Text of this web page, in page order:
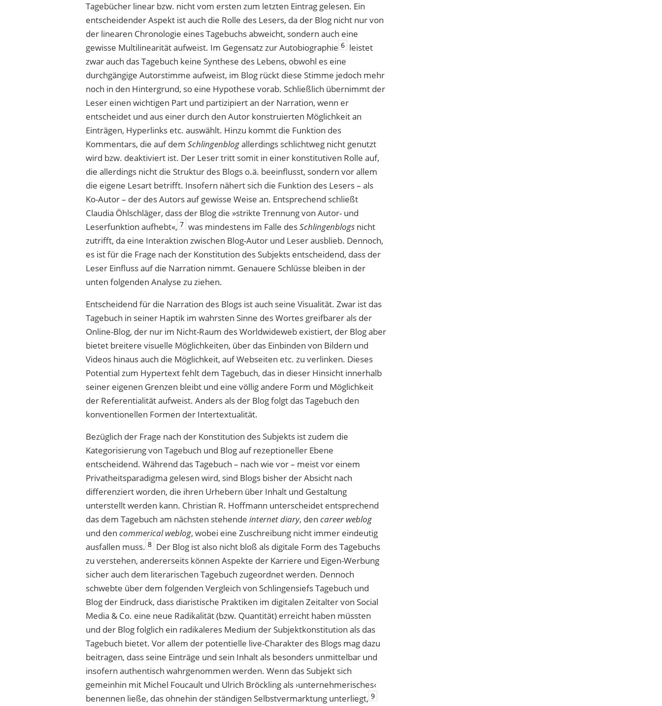
Tagebücher linear bzw. nicht vom ersten zum letzten Eintrag gelesen. Ein
entscheidender Aspekt ist auch die Rolle des Lesers, da der Blog nicht nur von
der linearen Chronologie eines Tagebuchs abweicht, sondern auch eine
gewisse Multilinearität aufweist. Im Gegensatz zur Autobiographie 6 leistet
zwar auch das Tagebuch keine Synthese des Lebens, obwohl es eine
durchgängige Autorstimme aufweist, im Blog rückt diese Stimme jedoch mehr
noch in den Hintergrund, so eine Hypothese vorab. Schließlich übernimmt der
Leser einen wichtigen Part und partizipiert an der Narration, wenn er
entscheidet und aus einer durch den Autor konstruierten Möglichkeit an
Einträgen, Hyperlinks etc. auswählt. Hinzu kommt die Funktion des
Kommentars, die auf dem Schlingenblogallerdings schlichtweg nicht genutzt
wird bzw. deaktiviert ist. Der Leser tritt somit in einer konstitutiven Rolle auf,
die allerdings nicht die Struktur des Blogs o.ä. beeinflusst, sondern vor allem
die eigene Lesart betrifft. Insofern nähert sich die Funktion des Lesers – als
Ko-Autor – der des Autors auf gewisse Weise an. Entsprechend schließt
Claudia Öhlschläger, dass der Blog die »strikte Trennung von Autor- und
Leserfunktion aufhebt«, 7 was mindestens im Falle desSchlingenblogs nicht
zutrifft, da eine Interaktion zwischen Blog-Autor und Leser ausblieb. Dennoch,
es ist für die Frage nach der Konstitution des Subjekts entscheidend, dass der
Leser Einfluss auf die Narration nimmt. Genauere Schlüsse bleiben in der
unten folgenden Analyse zu ziehen.
Entscheidend für die Narration des Blogs ist auch seine Visualität. Zwar ist das
Tagebuch in seiner Haptik im wahrsten Sinne des Wortes greifbarer als der
Online-Blog, der nur im Nicht-Raum des Worldwideweb existiert, der Blog aber
bietet breitere visuelle Möglichkeiten, über das Einbinden von Bildern und
Videos hinaus auch die Möglichkeit, auf Webseiten etc. zu verlinken. Dieses
Potential zum Hypertext fehlt dem Tagebuch, das in dieser Hinsicht innerhalb
seiner eigenen Grenzen bleibt und eine völlig andere Form und Möglichkeit
der Referentialität aufweist. Anders als der Blog folgt das Tagebuch den
konventionellen Formen der Intertextualität.
Bezüglich der Frage nach der Konstitution des Subjekts ist zudem die
Kategorisierung von Tagebuch und Blog auf rezeptioneller Ebene
entscheidend. Während das Tagebuch – nach wie vor – meist vor einem
Privatheitsparadigma gelesen wird, sind Blogs bisher der Absicht nach
differenziert worden, die ihren Urhebern über Inhalt und Gestaltung
unterstellt werden kann. Christian R. Hoffmann unterscheidet entsprechend
das dem Tagebuch am nächsten stehende internet diary, den career weblog
und den commerical weblog, wobei eine Zuschreibung nicht immer eindeutig
ausfallen muss. 8 Der Blog ist also nicht bloß als digitale Form des Tagebuchs
zu verstehen, andererseits können Aspekte der Karriere und Eigen-Werbung
sicher auch dem literarischen Tagebuch zugeordnet werden. Dennoch
schwebte über dem folgenden Vergleich von Schlingensiefs Tagebuch und
Blog der Eindruck, dass diaristische Praktiken im digitalen Zeitalter von Social
Media & Co. eine neue Radikalität (bzw. Quantität) erreicht haben müssten
und der Blog folglich ein radikaleres Medium der Subjektkonstitution als das
Tagebuch bietet. Vor allem der potentielle live-Charakter des Blogs mag dazu
beitragen, dass seine Einträge und sein Inhalt als besonders unmittelbar und
insofern authentisch wahrgenommen werden. Wenn das Subjekt sich
gemeinhin mit Michel Foucault und Ulrich Bröckling als ›unternehmerisches‹
benennen ließe, das ohnehin der ständigen Selbstvermarktung unterliegt, 9